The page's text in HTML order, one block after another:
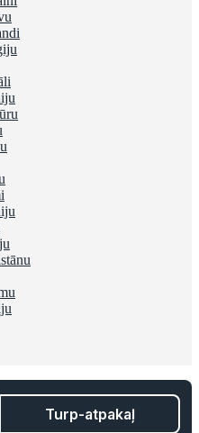
Turp-atpakaļ